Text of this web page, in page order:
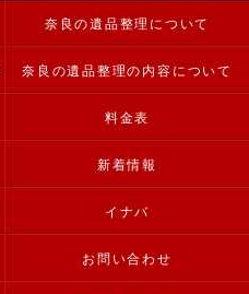
奈良の遺品整理について
奈良の遺品整理の内容について
料金表
新着情報
イナバ
お問い合わせ